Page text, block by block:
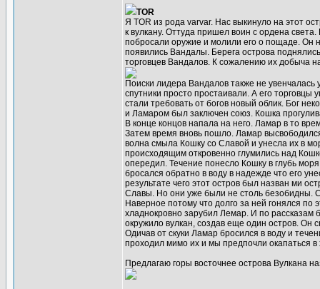
TOR
Я TOR из рода varvar. Нас выкинуло на этот
к вулкану. Оттуда пришел воин с ордена
побросали оружие и молили его о пощаде. Он
появились Вандалы. Берега острова
торговцев Вандалов. К сожалению их добыча
Поиски лидера Вандалов также не
спутники просто простаивали. А его
стали требовать от богов новый облик. Бог
и Ламаром был заключен союз. Кошка
В конце концов напала на него. Ламар в то
Затем время вновь пошло. Ламар
волна смыла Кошку со Славой и унесла их в
происходящим откровенно глумились над
опередил. Течение понесло Кошку в глубь
бросался обратно в воду в надежде что его
результате чего этот остров был назван ми
Славы. Но они уже были не столь безобидны.
Наверное потому что долго за ней гонялся
хладнокровно зарубил Лемар. И по рассказам
окружило вулкан, создав еще один остров. Он
Одичав от скуки Ламар бросился в воду и
проходил мимо их и мы предпочли окапаться
Предлагаю горы восточнее острова Вулкана